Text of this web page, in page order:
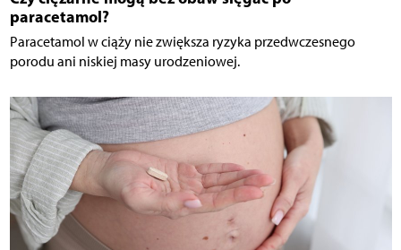
paracetamol?
Paracetamol w ciąży nie zwiększa ryzyka przedwczesnego
porodu ani niskiej masy urodzeniowej.